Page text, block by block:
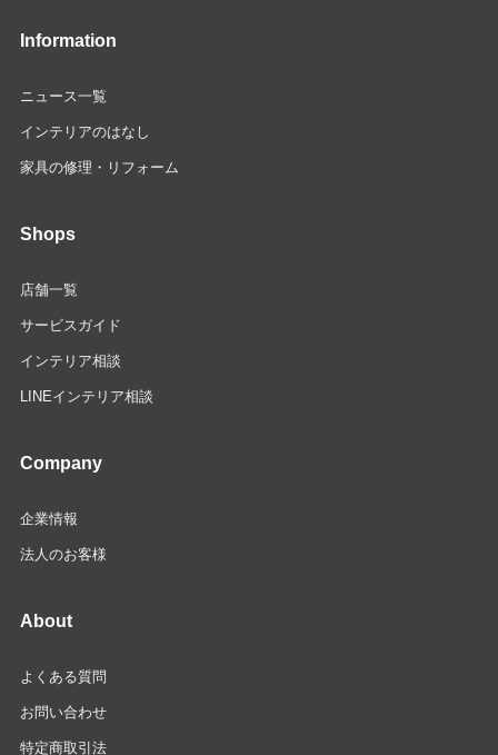
Information
ニュース一覧
インテリアのはなし
家具の修理・リフォーム
Shops
店舗一覧
サービスガイド
インテリア相談
LINEインテリア相談
Company
企業情報
法人のお客様
About
よくある質問
お問い合わせ
特定商取引法